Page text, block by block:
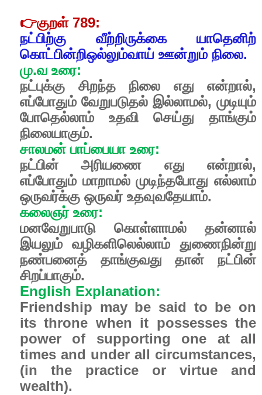
👉குறள் 789:
நட்பிற்கு வீற்றிருக்கை யாதெனிற்
கொட்பின்றிஒல்லும்வாய் ஊன்றும் நிலை.
மு.வ உரை:
நட்புக்கு சிறந்த நிலை எது என்றால்,
எப்போதும் வேறுபடுதல் இல்லாமல், முடியும்
போதெல்லாம் உதவி செய்து தாங்கும்
நிலையாகும்.
சாலமன் பாப்பையா உரை:
நட்பின் அரியணை எது என்றால்,
எப்போதும் மாறாமல் முடிந்தபோது எல்லாம்
ஒருவர்க்கு ஒருவர் உதவுவதேயாம்.
கலைஞர் உரை:
மனவேறுபாடு கொள்ளாமல் தன்னால்
இயலும் வழிகளிலெல்லாம் துணைநின்று
நண்பனைத் தாங்குவது தான் நட்பின்
சிறப்பாகும்.
English Explanation:
Friendship may be said to be on
its throne when it possesses the
power of supporting one at all
times and under all circumstances,
(in the practice or virtue and
wealth).